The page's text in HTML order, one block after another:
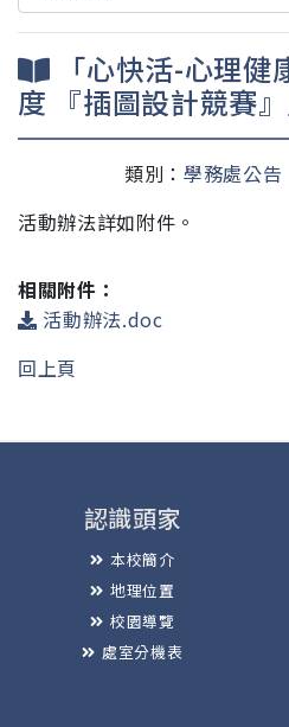
「心快活-心理
度 『插圖設計競賽』
類別： 學務處公告
活動辦法詳如附件。
相關附件：
活動辦法.doc
回上頁
認識頭家
本校簡介
地理位置
校園導覽
處室分機表